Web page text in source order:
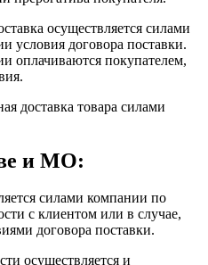
осуществляется силами
условия договора поставки.
оплачиваются покупателем,
доставка товара силами
и МО:
силами компании по
с клиентом или в случае,
договора поставки.
осуществляется и